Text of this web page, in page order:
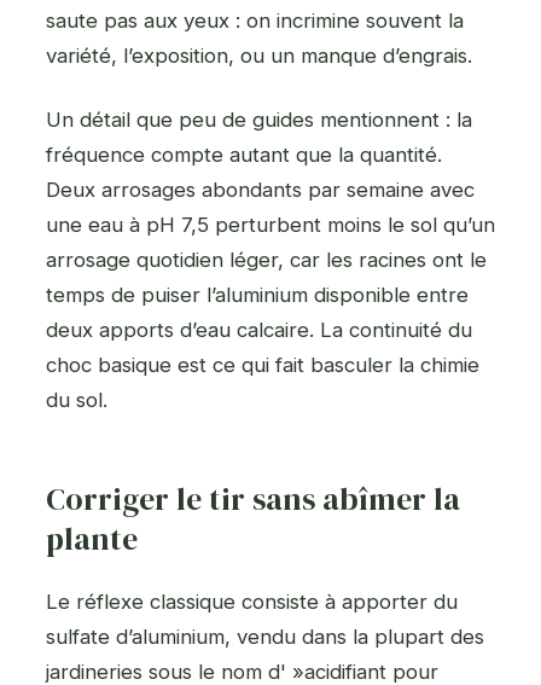
saute pas aux yeux : on incrimine souvent la
variété, l’exposition, ou un manque d’engrais.
Un détail que peu de guides mentionnent : la
fréquence compte autant que la quantité.
Deux arrosages abondants par semaine avec
une eau à pH 7,5 perturbent moins le sol qu’un
arrosage quotidien léger, car les racines ont le
temps de puiser l’aluminium disponible entre
deux apports d’eau calcaire. La continuité du
choc basique est ce qui fait basculer la chimie
du sol.
Corriger le tir sans abîmer la
plante
Le réflexe classique consiste à apporter du
sulfate d’aluminium, vendu dans la plupart des
jardineries sous le nom d' »acidifiant pour